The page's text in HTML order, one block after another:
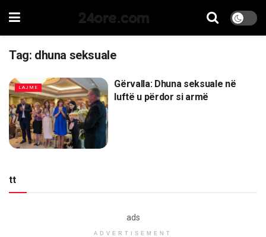
24ore.com
Tag: dhuna seksuale
LAJME
Gërvalla: Dhuna seksuale në
luftë u përdor si armë
tt
ads
ADVERTISEMENT